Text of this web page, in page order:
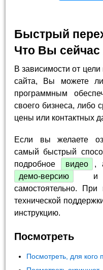
Быстрый
Что Вы сейчас
В зависимости от
сайта, Вы можете
программным
своего бизнеса, либо
цены или контактных
Если вы желаете
самый быстрый
подробное
видео
,
демо-версию
и
самостоятельно. При
технической
инструкцию.
Посмотреть
Посмотреть, для кого